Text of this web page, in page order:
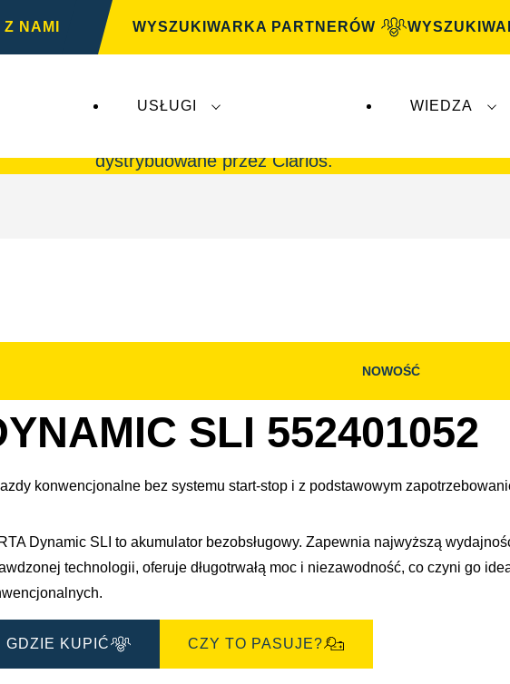
NAMI WYSZUKIWARKA PARTNERÓW
USŁUGI WIEDZA
dystrybuowane przez Clarios.
obrazu
NOWOŚĆ
SLI 552401052
konwencjonalne bez systemu start-stop i z podstawowym
Dynamic SLI to akumulator bezobsługowy. Zapewnia najwyższą
technologii, oferuje długotrwałą moc i niezawodność, co czyni go
GDZIE KUPIĆ CZY TO PASUJE?